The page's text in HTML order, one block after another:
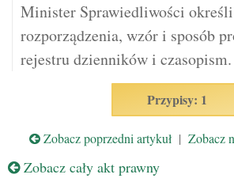
Minister Sprawiedliwości
rozporządzenia, wzór i sposób
rejestru dzienników i czasopism.
Przypisy: 1
Zobacz poprzedni artykuł | Zobacz
Zobacz cały akt prawny